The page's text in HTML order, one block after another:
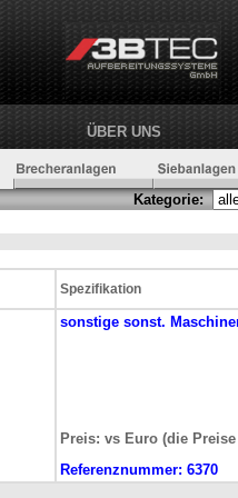
ÜBER UNS
Kategorie:
Spezifikation
sonstige sonst.
Preis: vs Euro (die
Referenznummer: 6370